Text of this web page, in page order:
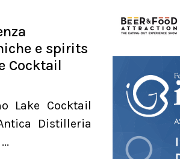
e spirits
Cocktail
Lake Cocktail
Distilleria